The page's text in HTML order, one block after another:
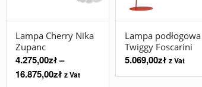
Lampa Cherry Nika
Zupanc
4.275,00zł–
16.875,00zł z Vat
Lampa podłogowa
Twiggy Foscarini
5.069,00zł z Vat